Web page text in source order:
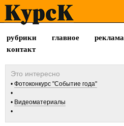
рубрики главное реклама
контакт
Фотоконкурс "Событие года"
Видеоматериалы